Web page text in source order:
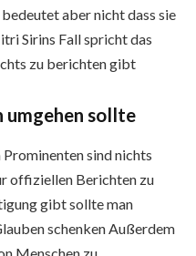
aber nicht dass sie
Sirins Fall spricht das
zu berichten gibt
umgehen sollte
sind nichts
offiziellen Berichten zu
gibt sollte man
schenken Außerdem